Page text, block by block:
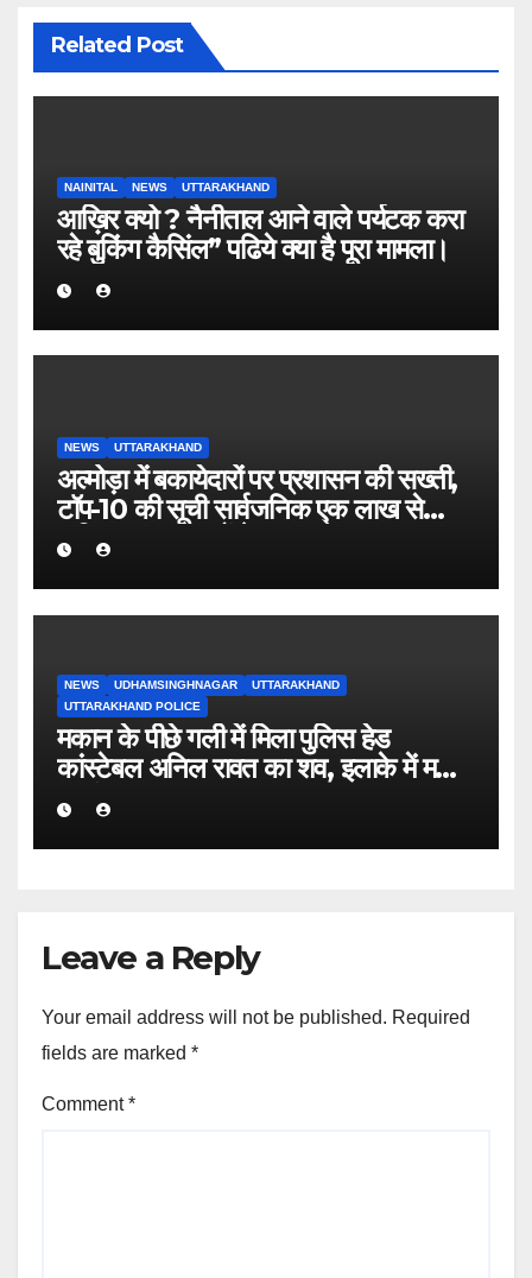
Related Post
NAINITAL NEWS UTTARAKHAND
आख़िर क्यो ? नैनीताल आने वाले पर्यटक करा
रहे बुकिंग कैसिंल” पढिये क्या है पूरा मामला।
NEWS UTTARAKHAND
अल्मोड़ा में बकायेदारों पर प्रशासन की सख्ती,
टॉप-10 की सूची सार्वजनिक एक लाख से
अधिक बकाया वालों के नाम-पते चस्पा, राजस्व
वसूली अभियान तेज
NEWS UDHAMSINGHNAGAR
UTTARAKHAND
UTTARAKHAND POLICE
मकान के पीछे गली में मिला पुलिस हेड
कांस्टेबल अनिल रावत का शव, इलाके में मचा
हड़कंप।
Leave a Reply
Your email address will not be published. Required
fields are marked *
Comment*